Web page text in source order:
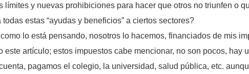
límites y nuevas prohibiciones para hacer que otros no triunfen o
estas “ayudas y beneficios” a ciertos sectores?
lo está pensando, nosotros lo hacemos, financiados de mis
este artículo; estos impuestos cabe mencionar, no son pocos, hay
pagamos el colegio, la universidad, salud pública, etc.